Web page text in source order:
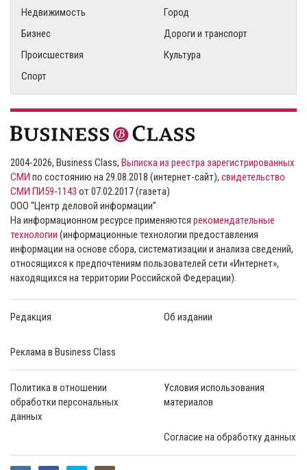
Недвижимость
Город
Бизнес
Дороги и транспорт
Происшествия
Культура
Спорт
2004-2026, Business Class, Выписка из реестра зарегистрированных
СМИ по состоянию на 29.08.2018 (интернет-сайт), свидетельство
СМИ ПИ59-1143 от 07.02.2017 (газета)
ООО “Центр деловой информации”
На информационном ресурсе применяются рекомендательные
технологии (информационные технологии предоставления
информации на основе сбора, систематизации и анализа сведений,
относящихся к предпочтениям пользователей сети «Интернет»,
находящихся на территории Российской Федерации).
Редакция Об издании
Реклама в Business Class
Политика в отношении
обработки персональных
данных
Условия использования
материалов
Согласие на обработку данных